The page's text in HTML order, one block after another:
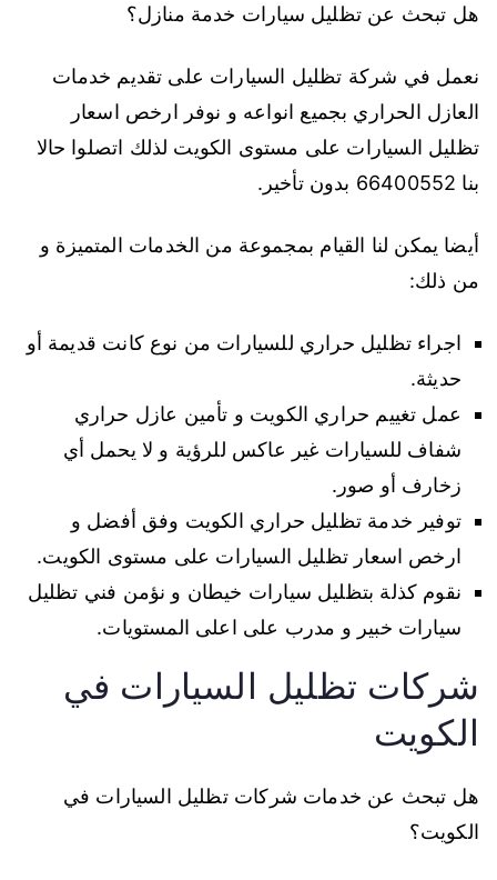
هل تبحث عن تظليل سيارات خدمة منازل؟
نعمل في شركة تظليل السيارات على تقديم خدمات
العازل الحراري بجميع انواعه و نوفر ارخص اسعار
تظليل السيارات على مستوى الكويت لذلك اتصلوا حالا
بنا 66400552 بدون تأخير.
أيضا يمكن لنا القيام بمجموعة من الخدمات المتميزة و
من ذلك:
اجراء تظليل حراري للسيارات من نوع كانت قديمة أو
حديثة.
عمل تغييم حراري الكويت و تأمين عازل حراري
شفاف للسيارات غير عاكس للرؤية و لا يحمل أي
زخارف أو صور.
توفير خدمة تظليل حراري الكويت وفق أفضل و
ارخص اسعار تظليل السيارات على مستوى الكويت.
نقوم كذلة بتظليل سيارات خيطان و نؤمن فني تظليل
سيارات خبير و مدرب على اعلى المستويات.
شركات تظليل السيارات في
الكويت
هل تبحث عن خدمات شركات تظليل السيارات في
الكويت؟